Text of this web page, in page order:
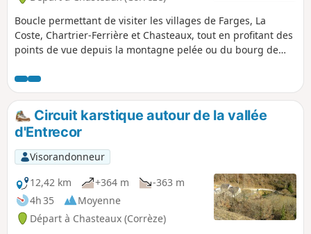
Boucle permettant de visiter les villages de Farges, La
Coste, Chartrier-Ferrière et Chasteaux, tout en profitant des
points de vue depuis la montagne pelée ou du bourg de
Circuit karstique autour de la vallée
d'Entrecor
Visorandonneur
12,42 km
+364 m
-363 m
4h 35
Moyenne
Départ à Chasteaux (Corrèze)